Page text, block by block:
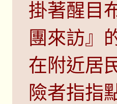
掛著醒目
團來訪』
在附近居
險者指指